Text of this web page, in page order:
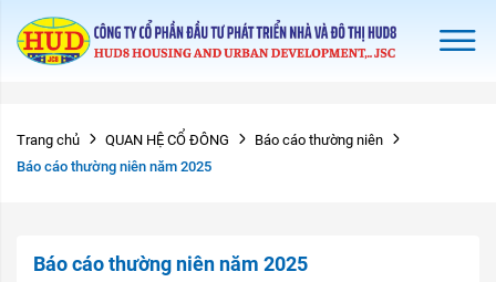
Trang chủ QUAN HỆ CỔ ĐÔNG
Báo cáo thường niên
Báo cáo thường niên năm 2025
Báo cáo thường niên năm 2025